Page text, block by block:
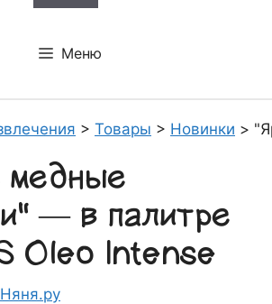
Меню
> Товары > Новинки >
медные
— в палитре
Oleo Intense
Няня.ру